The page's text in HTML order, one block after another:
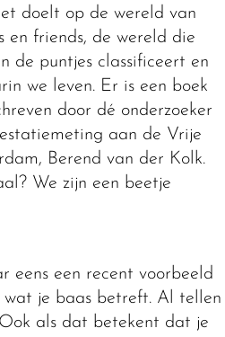
doelt op de wereld van
en friends, de wereld die
de puntjes classificeert en
we leven. Er is een boek
door dé onderzoeker
aan de Vrije
Berend van der Kolk.
We zijn een beetje
eens een recent voorbeeld
wat je baas betreft. Al tellen
als dat betekent dat je